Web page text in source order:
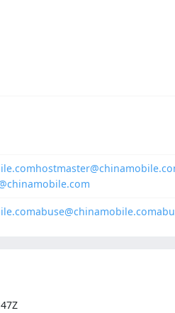
abuse@chinamobile.com